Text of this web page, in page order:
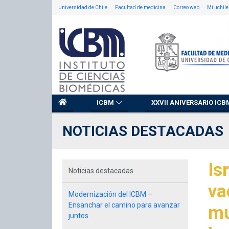
Universidad de Chile Facultad de medicina Correo web Mi
ICBM XXVII ANIVERSARIO
NOTICIAS DESTACADAS
Noticias destacadas
Modernización del ICBM –
Ensanchar el camino para avanzar
juntos